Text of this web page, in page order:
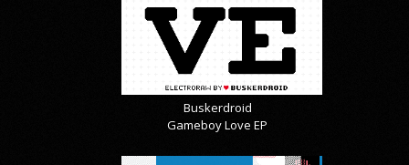
Buskerdroid
Gameboy Love EP